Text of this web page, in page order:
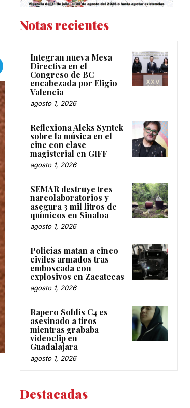
Notas recientes
Integran nueva Mesa
Directiva en el
Congreso de BC
encabezada por Eligio
Valencia
agosto 1, 2026
Reflexiona Aleks Syntek
sobre la música en el
cine con clase
magisterial en GIFF
agosto 1, 2026
SEMAR destruye tres
narcolaboratorios y
asegura 3 mil litros de
químicos en Sinaloa
agosto 1, 2026
Policías matan a cinco
civiles armados tras
emboscada con
explosivos en Zacatecas
agosto 1, 2026
Rapero Soldis C4 es
asesinado a tiros
mientras grababa
videoclip en
Guadalajara
agosto 1, 2026
Destacadas